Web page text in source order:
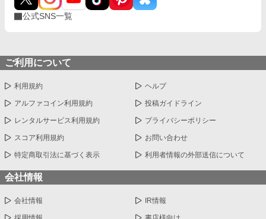
公式SNS一覧
ご利用について
利用規約 ヘルプ
アルファコイン利用規約 投稿ガイドライン
レンタルサービス利用規約 プライバシーポリシー
スコア利用規約 お問い合わせ
特定商取引法に基づく表示 利用者情報の外部送信について
会社情報
会社情報 IR情報